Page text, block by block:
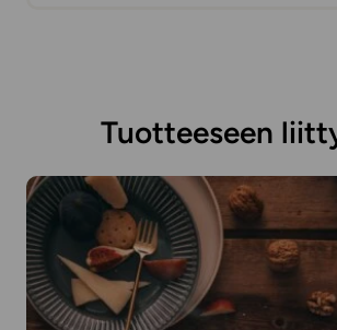
Tuotteeseen